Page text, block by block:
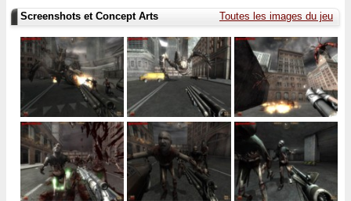
Toutes les images du jeu
Screenshots et Concept Arts